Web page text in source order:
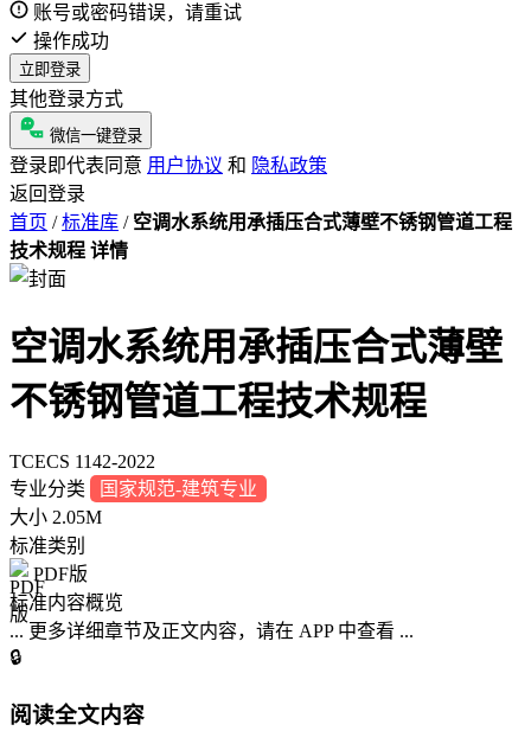
账号或密码错误，请重试
操作成功
立即登录
其他登录方式
微信一键登录
登录即代表同意 用户协议 和 隐私政策
返回登录
首页 / 标准库 / 空调水系统用承插压合式薄壁不锈钢管道工程
技术规程 详情
空调水系统用承插压合式薄壁
不锈钢管道工程技术规程
TCECS 1142-2022
专业分类
国家规范-建筑专业
大小 2.05M
标准类别
PDF版
标准内容概览
... 更多详细章节及正文内容，请在 APP 中查看 ...
🔒
阅读全文内容